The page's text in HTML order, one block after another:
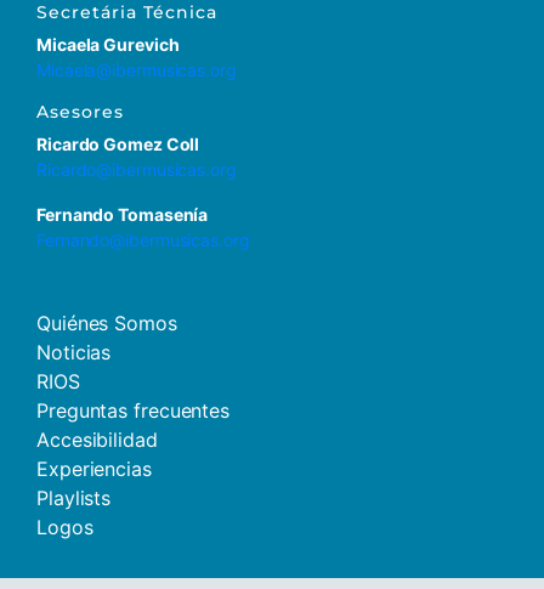
Secretária Técnica
Micaela Gurevich
Micaela@ibermusicas.org
Asesores
Ricardo Gomez Coll
Ricardo@ibermusicas.org
Fernando Tomasenía
Fernando@ibermusicas.org
Quiénes Somos
Noticias
RIOS
Preguntas frecuentes
Accesibilidad
Experiencias
Playlists
Logos